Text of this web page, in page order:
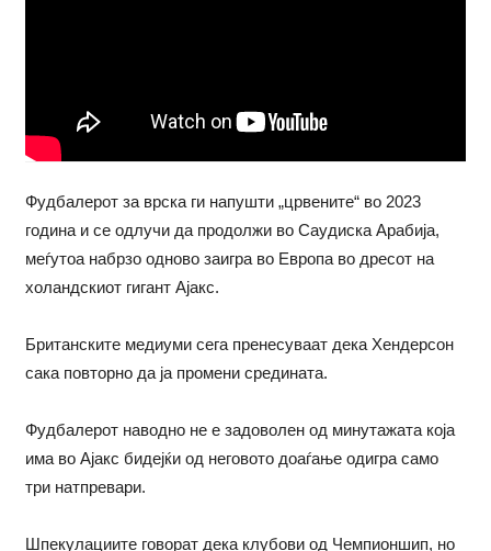
Фудбалерот за врска ги напушти „црвените“ во 2023
година и се одлучи да продолжи во Саудиска Арабија,
меѓутоа набрзо одново заигра во Европа во дресот на
холандскиот гигант Ајакс.
Британските медиуми сега пренесуваат дека Хендерсон
сака повторно да ја промени средината.
Фудбалерот наводно не е задоволен од минутажата која
има во Ајакс бидејќи од неговото доаѓање одигра само
три натпревари.
Шпекулациите говорат дека клубови од Чемпионшип, но